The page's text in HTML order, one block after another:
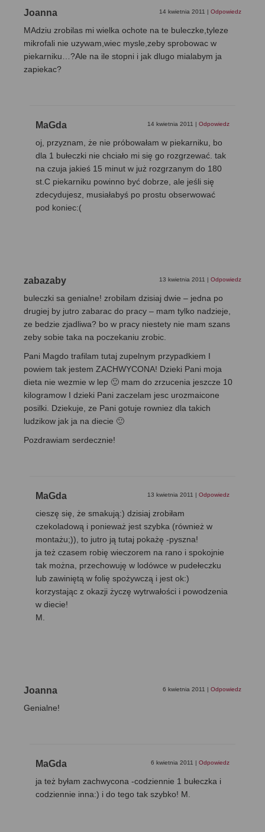
Joanna 14 kwietnia 2011 Odpowiedz
MAdziu zrobilas mi wielka ochote na te buleczke,tyleze
mikrofali nie uzywam,wiec mysle,zeby sprobowac w
piekarniku…?Ale na ile stopni i jak dlugo mialabym ja
zapiekac?
MaGda 14 kwietnia 2011 Odpowiedz
oj, przyznam, że nie próbowałam w piekarniku, bo
dla 1 bułeczki nie chciało mi się go rozgrzewać. tak
na czuja jakieś 15 minut w już rozgrzanym do 180
st.C piekarniku powinno być dobrze, ale jeśli się
zdecydujesz, musiałabyś po prostu obserwować
pod koniec:(
zabazaby 13 kwietnia 2011 Odpowiedz
buleczki sa genialne! zrobilam dzisiaj dwie – jedna po
drugiej by jutro zabarac do pracy – mam tylko nadzieje,
ze bedzie zjadliwa? bo w pracy niestety nie mam szans
zeby sobie taka na poczekaniu zrobic.
Pani Magdo trafilam tutaj zupelnym przypadkiem I
powiem tak jestem ZACHWYCONA! Dzieki Pani moja
dieta nie wezmie w lep 🙂 mam do zrzucenia jeszcze 10
kilogramow I dzieki Pani zaczelam jesc urozmaicone
posilki. Dziekuje, ze Pani gotuje rowniez dla takich
ludzikow jak ja na diecie 🙂
Pozdrawiam serdecznie!
MaGda 13 kwietnia 2011 Odpowiedz
cieszę się, że smakują:) dzisiaj zrobiłam
czekoladową i ponieważ jest szybka (również w
montażu;)), to jutro ją tutaj pokażę -pyszna!
ja też czasem robię wieczorem na rano i spokojnie
tak można, przechowuję w lodówce w pudełeczku
lub zawiniętą w folię spożywczą i jest ok:)
korzystając z okazji życzę wytrwałości i powodzenia
w diecie!
M.
Joanna 6 kwietnia 2011 Odpowiedz
Genialne!
MaGda 6 kwietnia 2011 Odpowiedz
ja też byłam zachwycona -codziennie 1 bułeczka i
codziennie inna:) i do tego tak szybko! M.